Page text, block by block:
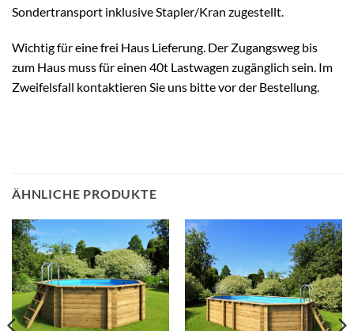
Sondertransport inklusive Stapler/Kran zugestellt.
Wichtig für eine frei Haus Lieferung. Der Zugangsweg bis
zum Haus muss für einen 40t Lastwagen zugänglich sein. Im
Zweifelsfall kontaktieren Sie uns bitte vor der Bestellung.
ÄHNLICHE PRODUKTE